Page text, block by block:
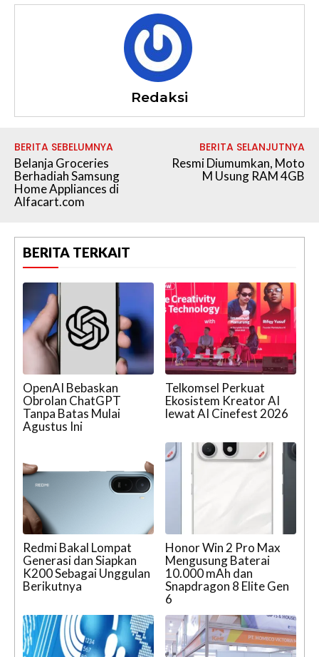
Redaksi
BERITA SEBELUMNYA
Belanja Groceries
Berhadiah Samsung
Home Appliances di
Alfacart.com
BERITA SELANJUTNYA
Resmi Diumumkan, Moto
M Usung RAM 4GB
BERITA TERKAIT
OpenAI Bebaskan
Obrolan ChatGPT
Tanpa Batas Mulai
Agustus Ini
Telkomsel Perkuat
Ekosistem Kreator AI
lewat AI Cinefest 2026
Redmi Bakal Lompat
Generasi dan Siapkan
K200 Sebagai Unggulan
Berikutnya
Honor Win 2 Pro Max
Mengusung Baterai
10.000 mAh dan
Snapdragon 8 Elite Gen
6